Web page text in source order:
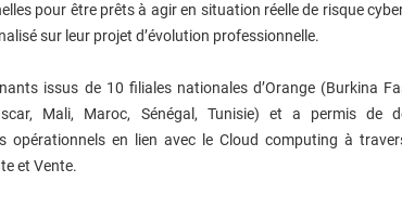
pour être prêts à agir en situation réelle de risque
sur leur projet d’évolution professionnelle.
issus de 10 filiales nationales d’Orange (Burkina
Mali, Maroc, Sénégal, Tunisie) et a permis de
opérationnels en lien avec le Cloud computing à
et Vente.